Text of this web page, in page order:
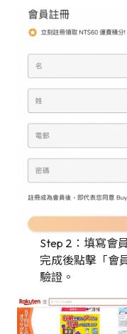
Step 2：填寫會
完成後點擊「會
驗證。